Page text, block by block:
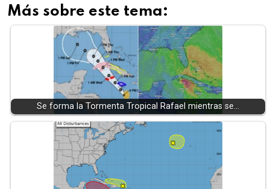
Más sobre este tema:
Se forma la Tormenta Tropical Rafael mientras se…